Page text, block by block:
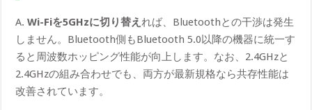
A.Wi-Fiを5GHzに切り替えれば、Bluetoothとの干渉は発生
しません。Bluetooth側もBluetooth 5.0以降の機器に統一す
ると周波数ホッピング性能が向上します。なお、2.4GHzと
2.4GHzの組み合わせでも、両方が最新規格なら共存性能は
改善されています。